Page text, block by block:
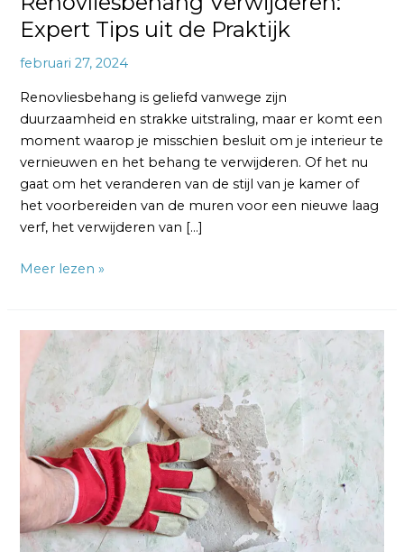
Expert Tips uit de Praktijk
februari 27, 2024
Renovliesbehang is geliefd vanwege zijn
duurzaamheid en strakke uitstraling, maar er komt een
moment waarop je misschien besluit om je interieur te
vernieuwen en het behang te verwijderen. Of het nu
gaat om het veranderen van de stijl van je kamer of
het voorbereiden van de muren voor een nieuwe laag
verf, het verwijderen van […]
Meer lezen »
Vliesbehang
Verwijderen
Beton:
Hoe
Doe
Dat?